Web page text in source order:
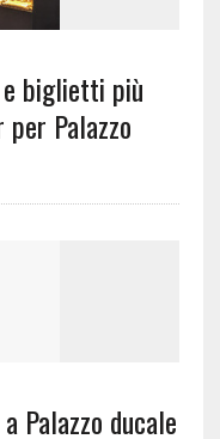
biglietti più
Palazzo
Palazzo ducale